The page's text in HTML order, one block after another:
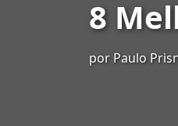
8
por Paulo